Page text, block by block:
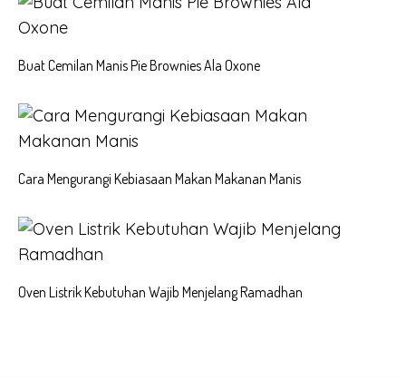
Buat Cemilan Manis Pie Brownies Ala Oxone
Cara Mengurangi Kebiasaan Makan Makanan Manis
Oven Listrik Kebutuhan Wajib Menjelang Ramadhan